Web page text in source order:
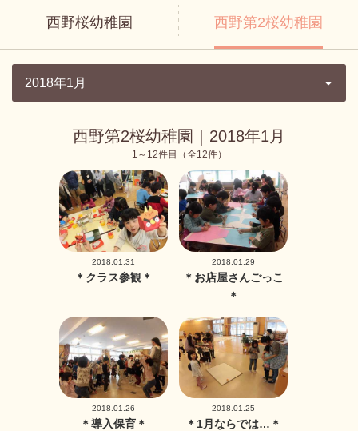
西野桜幼稚園 西野第2桜幼稚園
2018年1月
西野第2桜幼稚園｜2018年1月
1～12件目（全12件）
2018.01.31
＊クラス参観＊
2018.01.29
＊お店屋さんごっこ
＊
2018.01.26
＊導入保育＊
2018.01.25
＊1月ならでは…＊